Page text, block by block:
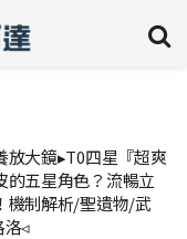
放大鏡▸T0四星『超爽
的五星角色？流暢立
機制解析/聖遺物/武
洛◃